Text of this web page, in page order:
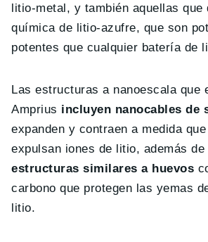
litio-metal, y también aquellas que
química de litio-azufre, que son
potentes que cualquier batería de
Las estructuras a nanoescala que
Amprius incluyen nanocables de
expanden y contraen a medida
expulsan iones de litio, además de
estructuras similares a huevos
carbono que protegen las yemas
litio.